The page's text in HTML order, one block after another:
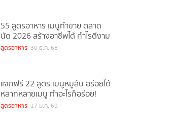
55 สูตรอาหาร เมนูทำขาย ตลาด
นัด 2026 สร้างอาชีพได้ กำไรดีงาม
สูตรอาหาร 30 ธ.ค. 68
แจกฟรี 22 สูตร เมนูหมูสับ อร่อยได้
หลากหลายเมนู ทำอะไรก็อร่อย!
สูตรอาหาร 17 ม.ค. 69